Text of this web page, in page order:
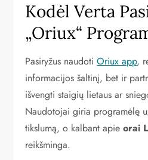
Kodėl Verta
„Oriux“
Pasiryžus naudotiOriux app,
informacijos šaltinį, bet ir
išvengti staigių lietaus ar
Naudotojai giria programėlę
tikslumą, o kalbant apieorai
reikšminga.